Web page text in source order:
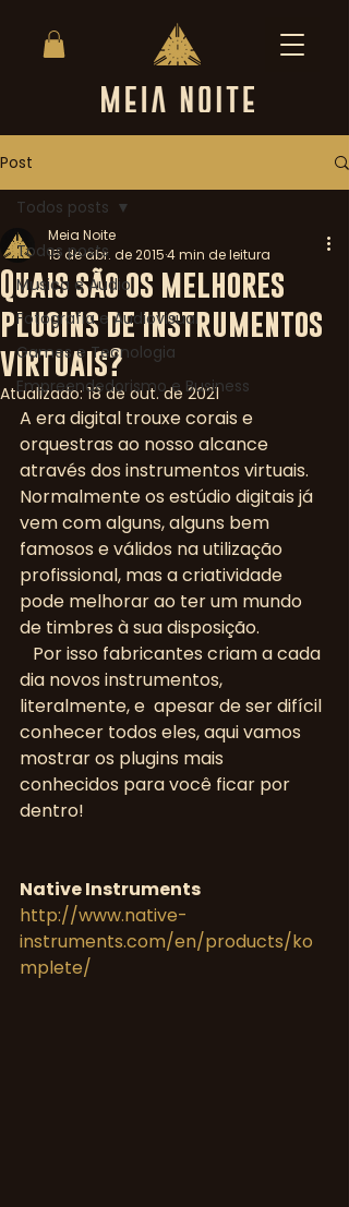
Post
Todos posts
Musica e Audio
Fotografia e Audiovisual
Games e Tecnologia
Empreendedorismo e Business
Todos posts
Quais são os melhores
plugins de instrumentos
virtuais?
Meia Noite
15 de abr. de 20154 min de leitura
Atualizado:18 de out. de 2021
A era digital trouxe corais e
orquestras ao nosso alcance
através dos instrumentos virtuais.
Normalmente os estúdio digitais já
vem com alguns, alguns bem
famosos e válidos na utilização
profissional, mas a criatividade
pode melhorar ao ter um mundo
de timbres à sua disposição.
dia novos instrumentos,
literalmente, e  apesar de ser difícil
conhecer todos eles, aqui vamos
mostrar os plugins mais
conhecidos para você ficar por
dentro!
Native Instruments
http://www.native-
instruments.com/en/products/ko
mplete/